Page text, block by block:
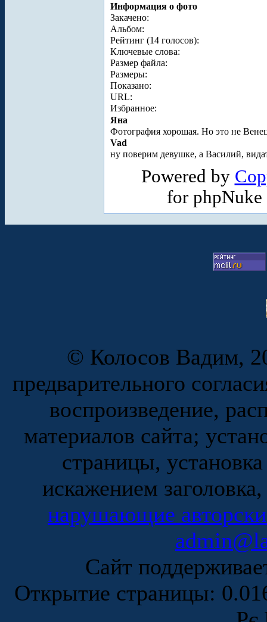
Информация о фото
Закачено:
Альбом:
Рейтинг (14 голосов):
Ключевые слова:
Размер файла:
Размеры:
Показано:
URL:
Избранное:
Яна
Фотография хорошая. Но это не
Vad
ну поверим девушке, а Василий,
Powered by
for
© Колосов Вадим,
предварительного
воспроизведение,
материалов сайта;
страницы,
искажением
нарушающие
Сайт
Открытие страницы: